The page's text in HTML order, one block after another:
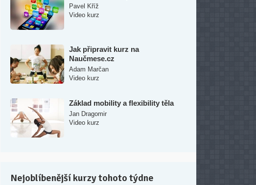
Pavel Kříž
Video kurz
Jak připravit kurz na
Naučmese.cz
Adam Marčan
Video kurz
Základ mobility a flexibility těla
Jan Dragomir
Video kurz
Nejoblíbenější kurzy tohoto týdne